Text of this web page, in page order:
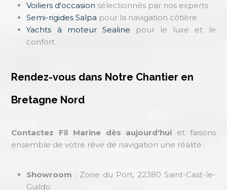
Voiliers d'occasion sélectionnés par nos experts
Semi-rigides Salpa pour la navigation côtière
Yachts à moteur Sealine pour le luxe et le
confort
Rendez-vous dans Notre Chantier en
Bretagne Nord
Contactez Fil Marine dès aujourd'hui et faisons
ensemble de votre rêve de navigation une réalité :
Showroom : Zone du Port, 22380 Saint-Cast-le-
Guildo